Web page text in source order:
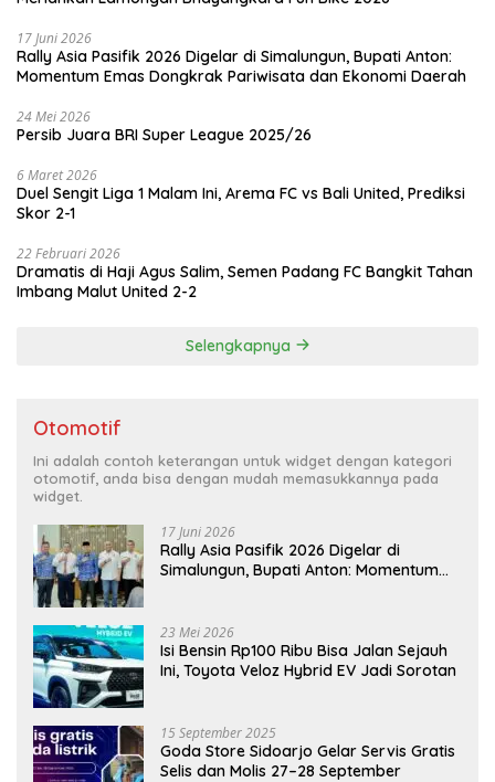
17 Juni 2026
Rally Asia Pasifik 2026 Digelar di Simalungun, Bupati Anton:
Momentum Emas Dongkrak Pariwisata dan Ekonomi Daerah
24 Mei 2026
Persib Juara BRI Super League 2025/26
6 Maret 2026
Duel Sengit Liga 1 Malam Ini, Arema FC vs Bali United, Prediksi
Skor 2-1
22 Februari 2026
Dramatis di Haji Agus Salim, Semen Padang FC Bangkit Tahan
Imbang Malut United 2-2
Selengkapnya
Otomotif
Ini adalah contoh keterangan untuk widget dengan kategori
otomotif, anda bisa dengan mudah memasukkannya pada
widget.
17 Juni 2026
Rally Asia Pasifik 2026 Digelar di
Simalungun, Bupati Anton: Momentum
23 Mei 2026
Isi Bensin Rp100 Ribu Bisa Jalan Sejauh
Ini, Toyota Veloz Hybrid EV Jadi Sorotan
15 September 2025
Goda Store Sidoarjo Gelar Servis Gratis
Selis dan Molis 27–28 September